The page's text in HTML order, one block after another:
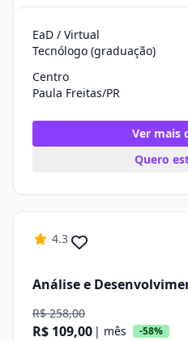
EaD / Virtual
Tecnólogo (graduação)
Centro
Paula Freitas/PR
Ver mais
Quero
4.3
Análise e
R$ 258,00
R$ 109,00 | mês -58%